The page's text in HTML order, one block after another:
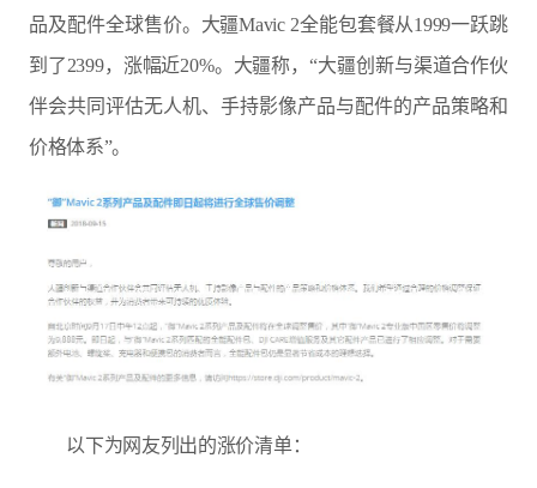
品及配件全球售价。大疆Mavic 2全能包套餐从1999一跃跳
到了2399，涨幅近20%。大疆称，“大疆创新与渠道合作伙
伴会共同评估无人机、手持影像产品与配件的产品策略和
价格体系”。
以下为网友列出的涨价清单：